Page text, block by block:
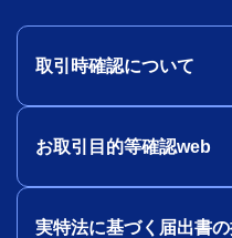
取引時確認について
お取引目的等確認web
実特法に基づく届出書